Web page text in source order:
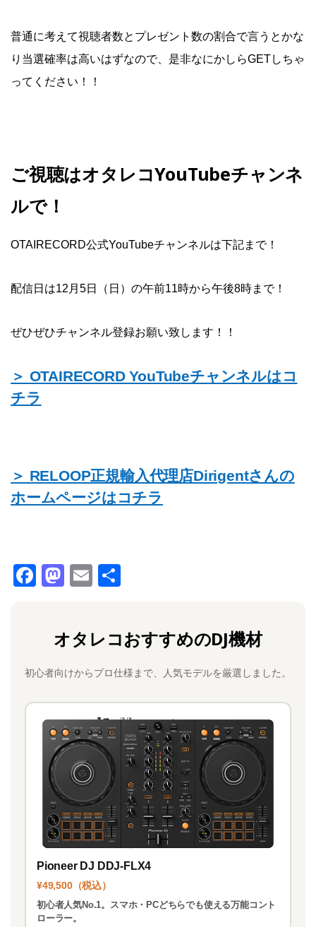
普通に考えて視聴者数とプレゼント数の割合で言うとかな
り当選確率は高いはずなので、是非なにかしらGETしちゃ
ってください！！
ご視聴はオタレコYouTubeチャンネ
ルで！
OTAIRECORD公式YouTubeチャンネルは下記まで！
配信日は12月5日（日）の午前11時から午後8時まで！
ぜひぜひチャンネル登録お願い致します！！
＞ OTAIRECORD YouTubeチャンネルはコ
チラ
＞ RELOOP正規輸入代理店Dirigentさんの
ホームページはコチラ
F
b
o
o
k
M
o
d
o
n
E
l
オタレコおすすめのDJ機材
初心者向けからプロ仕様まで、人気モデルを厳選しました。
Pioneer DJ DDJ-FLX4
¥49,500（税込）
初心者人気No.1。スマホ・PCどちらでも使える万能コント
ローラー。